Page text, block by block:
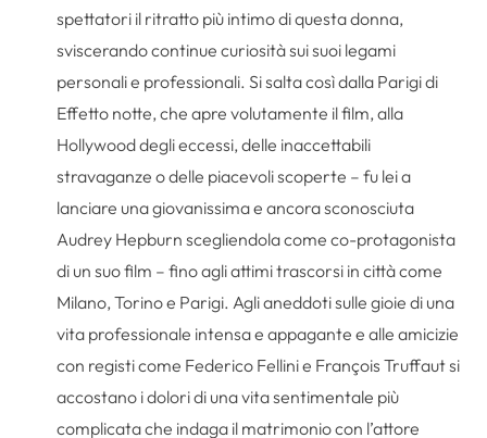
spettatori il ritratto più intimo di questa donna,
sviscerando continue curiosità sui suoi legami
personali e professionali. Si salta così dalla Parigi di
Effetto notte, che apre volutamente il film, alla
Hollywood degli eccessi, delle inaccettabili
stravaganze o delle piacevoli scoperte – fu lei a
lanciare una giovanissima e ancora sconosciuta
Audrey Hepburn scegliendola come co-protagonista
di un suo film – fino agli attimi trascorsi in città come
Milano, Torino e Parigi. Agli aneddoti sulle gioie di una
vita professionale intensa e appagante e alle amicizie
con registi come Federico Fellini e François Truffaut si
accostano i dolori di una vita sentimentale più
complicata che indaga il matrimonio con l’attore